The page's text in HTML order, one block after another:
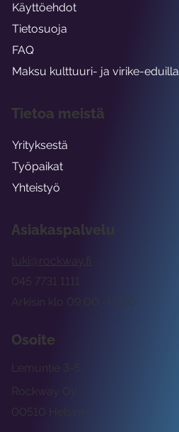
Asiakaspalvelu
tuki@rockway.fi
Arkisin klo 09:00 -15:00
045 7731 1111
Osoite
Rockway Oy
Lemuntie 3-5
00510 Helsinki
Käyttöehdot
Tietosuoja
FAQ
Maksu kulttuuri- ja virike-eduilla
Tietoa meistä
Yrityksestä
Työpaikat
Yhteistyö